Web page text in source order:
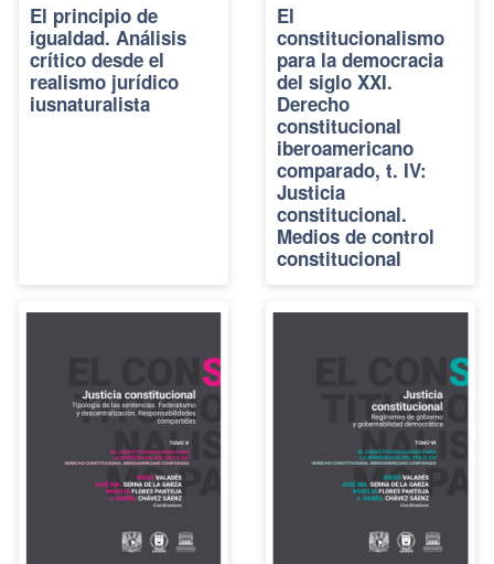
El principio de
igualdad. Análisis
crítico desde el
realismo jurídico
iusnaturalista
El
constitucionalismo
para la democracia
del siglo XXI.
Derecho
constitucional
iberoamericano
comparado, t. IV:
Justicia
constitucional.
Medios de control
constitucional